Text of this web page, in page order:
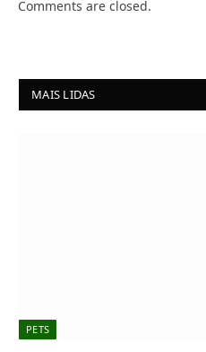
Comments are closed.
MAIS LIDAS
PETS